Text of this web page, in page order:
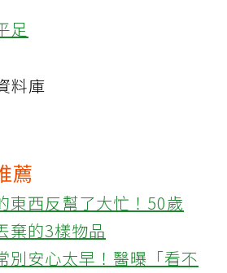
足
料庫
薦
東西反幫了大忙！50歲
棄的3樣物品
別安心太早！醫曝「看不